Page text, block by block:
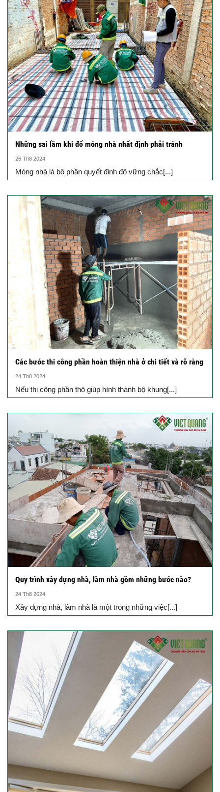
Những sai lầm khi đổ móng nhà nhất định phải tránh
26 Th8 2024
Móng nhà là bộ phần quyết định độ vững chắc[...]
Các bước thi công phần hoàn thiện nhà ở chi tiết và rõ ràng
24 Th8 2024
Nếu thi công phần thô giúp hình thành bộ khung[...]
Quy trình xây dựng nhà, làm nhà gồm những bước nào?
24 Th8 2024
Xây dựng nhà, làm nhà là một trong những việc[...]